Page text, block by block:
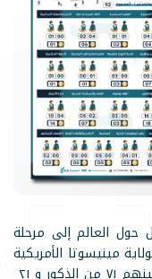
دول حول العالم إلى مرحلة
مينيسوتا الأمريكية